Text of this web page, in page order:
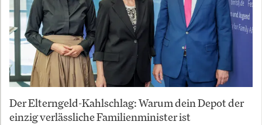
Der Elterngeld-Kahlschlag: Warum dein Depot der
einzig verlässliche Familienminister ist